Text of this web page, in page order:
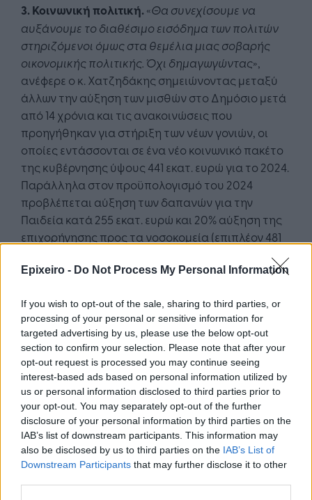
Epixeiro - Do Not Process My Personal Information
If you wish to opt-out of the sale, sharing to third parties, or
processing of your personal or sensitive information for
targeted advertising by us, please use the below opt-out
section to confirm your selection. Please note that after your
opt-out request is processed you may continue seeing
interest-based ads based on personal information utilized by
us or personal information disclosed to third parties prior to
your opt-out. You may separately opt-out of the further
disclosure of your personal information by third parties on the
IAB’s list of downstream participants. This information may
also be disclosed by us to third parties on the IAB’s List of
Downstream Participants that may further disclose it to other
3. Κοινωνική πολιτική.«Θα συνεχίσουμε να
αυξάνουμε το διαθέσιμο εισόδημα των πολιτών
στηριζόμενοι όμως στα θεμέλια μιας σοβαρής
οικονομικής πολιτικής. Όχι δημαγωγώντας»,
ανέφερε ο κ. Χατζηδάκης σημειώνοντας μεταξύ
άλλων την αύξηση των μισθών στο Δημόσιο μετά
από 14 χρόνια και τις ανακοινώσεις που
προηγήθηκαν για στήριξη των νέων γονιών, οι
οποίες εντάσσονται σε ένα νέο κοινωνικό πακέτο
της κυβέρνησης ύψους 441 εκατ. ευρώ για το 2024.
Παράλληλα στον προϋπολογισμό του 2024
προβλέπεται αύξηση των δαπανών για την
Παιδεία κατά 255 εκατ. ευρώ και 20% αύξηση της
επιχορήγησης προς τα νοσοκομεία (επιπλέον 481
αγνοούμε τις προκλήσεις που αντιμετωπίζουμε.
Ωστόσο, μπορούμε πλέον με ασφάλεια να πούμε
ότι έχουμε αφήσει τα χειρότερα πίσω μας. Έχουμε
ένα μοναδικό παράθυρο ευκαιρίας για να
αλλάξουμε την ελληνική οικονομία και να την
ανακατευθύνουμε προς ένα νέο παραγωγικό
μοντέλο ταχείας, βιώσιμης και χωρίς
αποκλεισμούς ανάπτυξης. Και γιατί όχι – του
χρόνου να πετύχουμε το threepeat στην
κατάταξη του Economist », κατέληξε ο υπουργός.